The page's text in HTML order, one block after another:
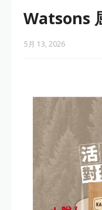
Watsons
5月 13, 2026